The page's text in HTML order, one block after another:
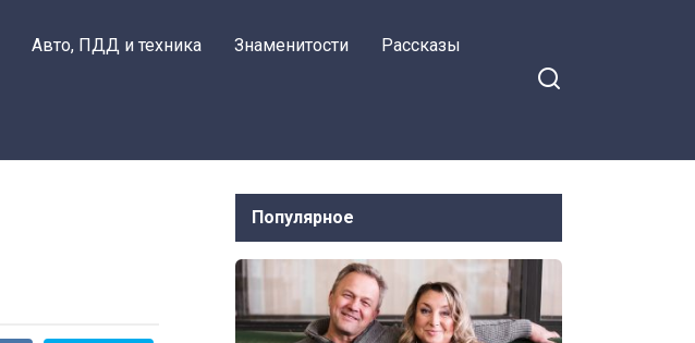
Авто, ПДД и техника Знаменитости Рассказы
Популярное